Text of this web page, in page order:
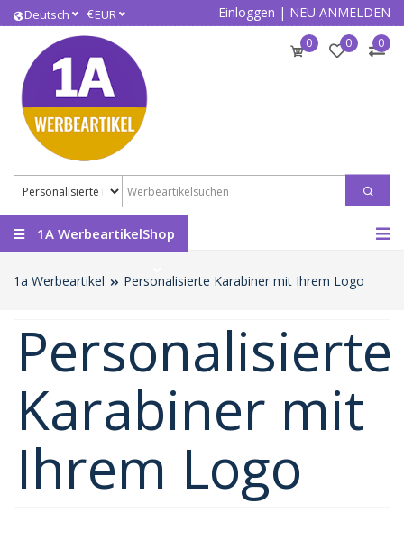
Deutsch €EUR Einloggen | NEU ANMELDEN
0 0 0
1A WerbeartikelShop
1a Werbeartikel Personalisierte Karabiner mit Ihrem Logo
Personalisierte
Karabiner mit
Ihrem Logo